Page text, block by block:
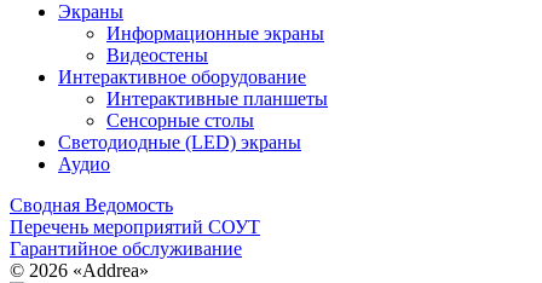
Экраны
Информационные экраны
Видеостены
Интерактивное оборудование
Интерактивные планшеты
Сенсорные столы
Светодиодные (LED) экраны
Аудио
Сводная Ведомость
Перечень мероприятий СОУТ
Гарантийное обслуживание
© 2026 «Addrea»